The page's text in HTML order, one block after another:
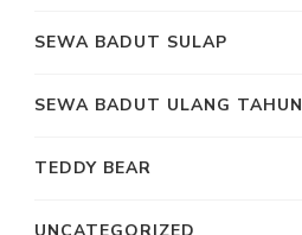
SEWA BADUT SULAP
SEWA BADUT ULANG TAHUN
TEDDY BEAR